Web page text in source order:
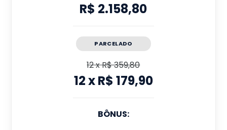
R$ 2.158,80
PARCELADO
12xR$ 359,80
12xR$ 179,90
BÔNUS: